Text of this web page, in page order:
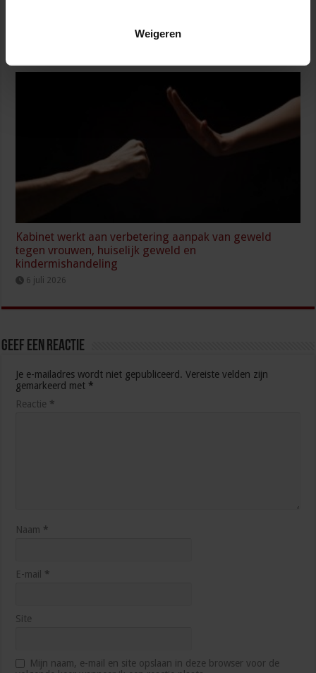
Weigeren
Wijziging Arbobesluit voor invulling dossiers bij
Kabinet werkt aan verbetering aanpak van geweld
tegen vrouwen, huiselijk geweld en
kindermishandeling
6 juli 2026
Geef een reactie
Je e-mailadres wordt niet gepubliceerd. Vereiste velden zijn
gemarkeerd met *
Reactie *
Naam *
E-mail *
Site
Mijn naam, e-mail en site opslaan in deze browser voor de